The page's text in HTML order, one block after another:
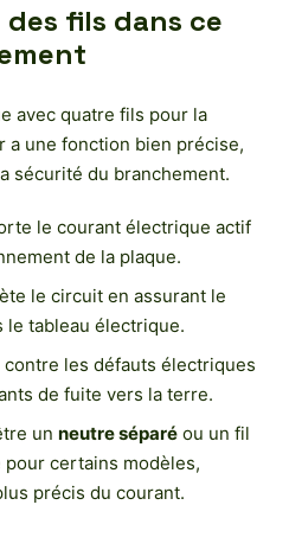
fils dans ce
avec quatre fils pour la
a une fonction bien précise,
sécurité du branchement.
le courant électrique actif
de la plaque.
le circuit en assurant le
le tableau électrique.
contre les défauts électriques
de fuite vers la terre.
un neutre séparé ou un fil
certains modèles,
précis du courant.